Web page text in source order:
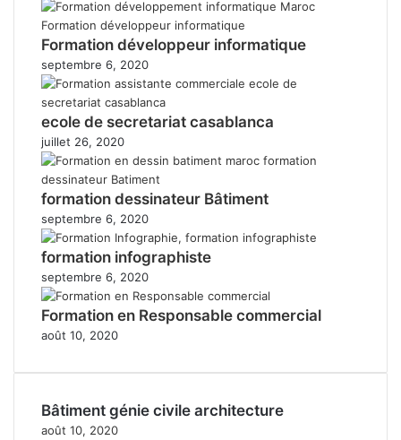
Formation développeur informatique
septembre 6, 2020
ecole de secretariat casablanca
juillet 26, 2020
formation dessinateur Bâtiment
septembre 6, 2020
formation infographiste
septembre 6, 2020
Formation en Responsable commercial
août 10, 2020
Bâtiment génie civile architecture
août 10, 2020